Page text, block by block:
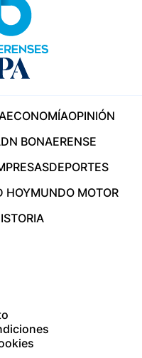
ECONOMÍAOPINIÓN
BONAERENSE
DEPORTES
HOYMUNDO MOTOR